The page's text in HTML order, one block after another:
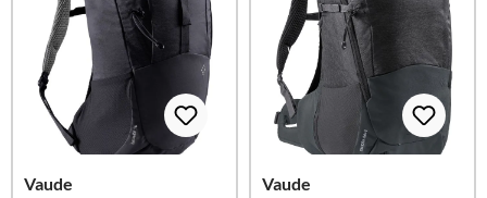
Vaude Vaude